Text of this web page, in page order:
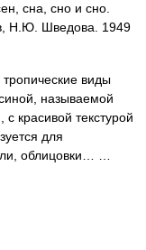
сна, сно и сно.
Н.Ю. Шведова. 1949
виды
называемой
красивой текстурой
для
облицовки… …